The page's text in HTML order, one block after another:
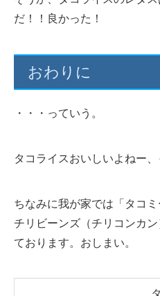
だ！！良かった！
おわりに
・・・っていう。
タコライスおいしいよねー、
ちなみに我が家では「タコ
チリビーンズ（チリコンカ
ております。おしまい。